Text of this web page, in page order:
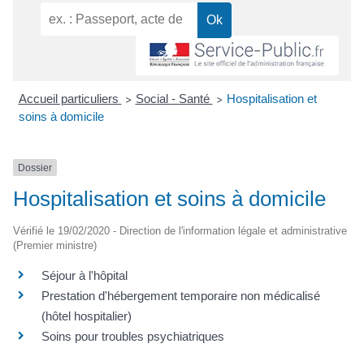
Accueil particuliers > Social - Santé > Hospitalisation et
soins à domicile
Dossier
Hospitalisation et soins à domicile
Vérifié le 19/02/2020 - Direction de l'information légale et administrative
(Premier ministre)
Séjour à l'hôpital
Prestation d'hébergement temporaire non médicalisé
(hôtel hospitalier)
Soins pour troubles psychiatriques